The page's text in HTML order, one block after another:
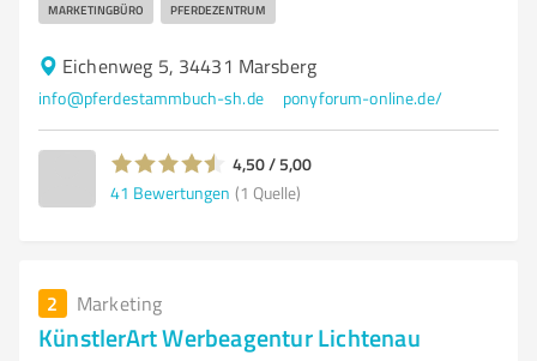
MARKETINGBÜRO PFERDEZENTRUM
Eichenweg 5, 34431 Marsberg
info@pferdestammbuch-sh.de ponyforum-online.de/
4,50 / 5,00
41 Bewertungen (1 Quelle)
2 Marketing
KünstlerArt Werbeagentur Lichtenau